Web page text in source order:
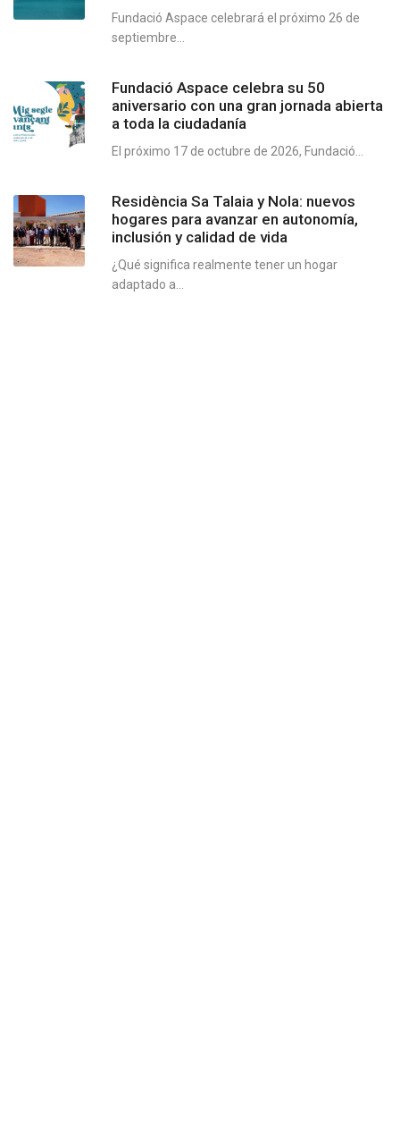
Fundació Aspace celebrará el próximo 26 de
septiembre...
Fundació Aspace celebra su 50
aniversario con una gran jornada abierta
a toda la ciudadanía
El próximo 17 de octubre de 2026, Fundació...
Residència Sa Talaia y Nola: nuevos
hogares para avanzar en autonomía,
inclusión y calidad de vida
¿Qué significa realmente tener un hogar
adaptado a...